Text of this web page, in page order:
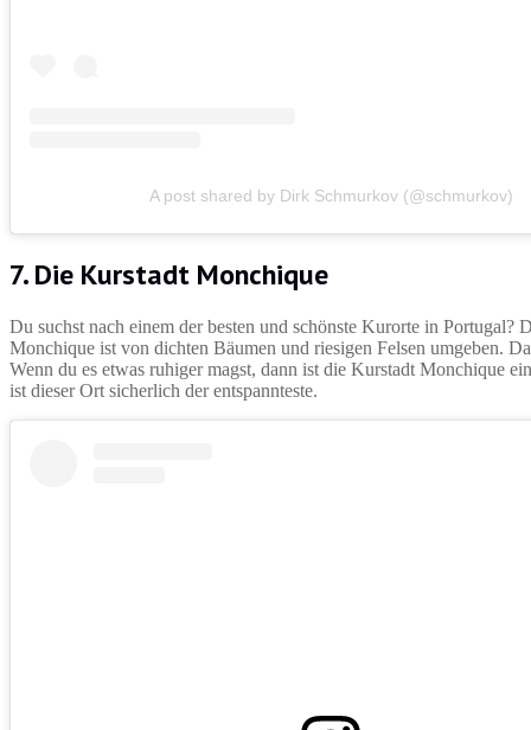
A post shared by Dirk Schmurkov (@schmurkov)
7. Die Kurstadt Monchique
Du suchst nach einem der besten und schönste Kurorte in
Monchique ist von dichten Bäumen und riesigen Felsen umgeben.
Wenn du es etwas ruhiger magst, dann ist die Kurstadt Monchique
ist dieser Ort sicherlich der entspannteste.